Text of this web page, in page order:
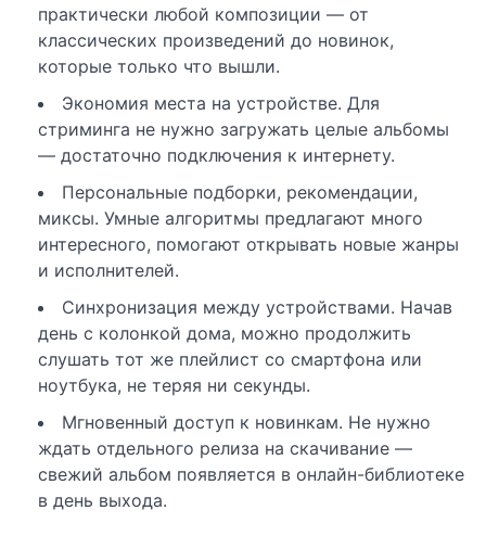
практически любой композиции — от
классических произведений до новинок,
которые только что вышли.
Экономия места на устройстве. Для
стриминга не нужно загружать целые альбомы
— достаточно подключения к интернету.
Персональные подборки, рекомендации,
миксы. Умные алгоритмы предлагают много
интересного, помогают открывать новые жанры
и исполнителей.
Синхронизация между устройствами. Начав
день с колонкой дома, можно продолжить
слушать тот же плейлист со смартфона или
ноутбука, не теряя ни секунды.
Мгновенный доступ к новинкам. Не нужно
ждать отдельного релиза на скачивание —
свежий альбом появляется в онлайн-библиотеке
в день выхода.